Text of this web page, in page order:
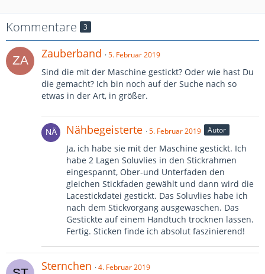
Kommentare 3
Zauberband 5. Februar 2019
Sind die mit der Maschine gestickt? Oder wie hast Du
die gemacht? Ich bin noch auf der Suche nach so
etwas in der Art, in größer.
Nähbegeisterte 5. Februar 2019 Autor
Ja, ich habe sie mit der Maschine gestickt. Ich
habe 2 Lagen Soluvlies in den Stickrahmen
eingespannt, Ober-und Unterfaden den
gleichen Stickfaden gewählt und dann wird die
Lacestickdatei gestickt. Das Soluvlies habe ich
nach dem Stickvorgang ausgewaschen. Das
Gestickte auf einem Handtuch trocknen lassen.
Fertig. Sticken finde ich absolut faszinierend!
Sternchen 4. Februar 2019